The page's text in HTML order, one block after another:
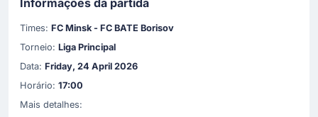
Times: FC Minsk - FC BATE Borisov
Torneio: Liga Principal
Data: Friday, 24 April 2026
Horário: 17:00
Mais detalhes: